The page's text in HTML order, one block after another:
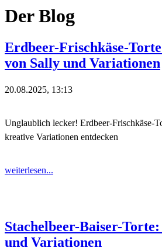
Der Blog
Erdbeer-Frischkäse-
von Sally und Variationen
20.08.2025, 13:13
Unglaublich lecker! Erdbeer-Frischkäse-
kreative Variationen entdecken
weiterlesen...
Stachelbeer-Baiser-
und Variationen